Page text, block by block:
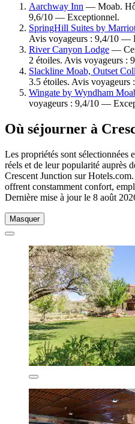
Aarchway Inn — Moab.
9,6/10 — Exceptionnel.
SpringHill Suites by
Avis voyageurs : 9,4/10 —
River Canyon Lodge —
2 étoiles. Avis voyageurs
Slackline Moab, Outset
3.5 étoiles. Avis
Wingate by Wyndham
voyageurs : 9,4/10 —
Où séjourner à
Les propriétés sont sélectionnées
réels et de leur popularité auprès
Crescent Junction sur
offrent constamment confort,
Dernière mise à jour le 8 août
Masquer